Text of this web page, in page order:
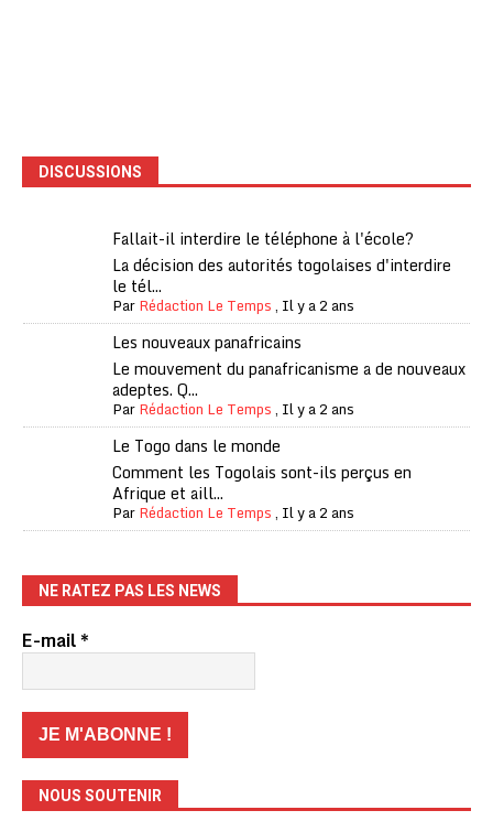
DISCUSSIONS
Fallait-il interdire le téléphone à l'école?
La décision des autorités togolaises d'interdire
le tél...
ParRédaction Le Temps, Il y a 2 ans
Les nouveaux panafricains
Le mouvement du panafricanisme a de nouveaux
adeptes. Q...
ParRédaction Le Temps, Il y a 2 ans
Le Togo dans le monde
Comment les Togolais sont-ils perçus en
Afrique et aill...
ParRédaction Le Temps, Il y a 2 ans
NE RATEZ PAS LES NEWS
E-mail*
NOUS SOUTENIR